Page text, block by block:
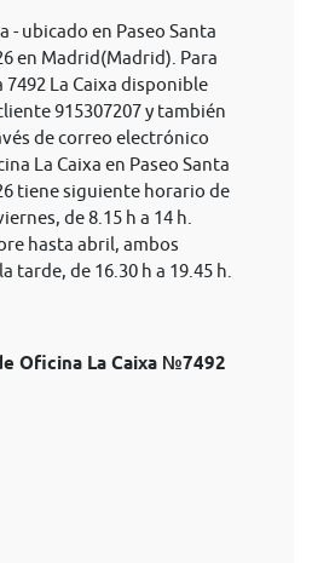
- ubicado en Paseo Santa
en Madrid(Madrid). Para
La Caixa disponible
915307207 y también
de correo electrónico
La Caixa en Paseo Santa
tiene siguiente horario de
de 8.15 h a 14 h.
hasta abril, ambos
tarde, de 16.30 h a 19.45 h.
Oficina La Caixa №7492